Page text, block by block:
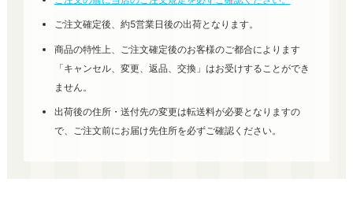
ご注文確定後、約5営業日後の出荷となります。
商品の特性上、ご注文確定後のお客様のご都合によります
「キャンセル、変更、返品、交換」はお受けすることができ
ません。
出荷後の住所・送付先の変更は転送料が必要となりますの
で、ご注文前にお届け先住所を必ずご確認ください。